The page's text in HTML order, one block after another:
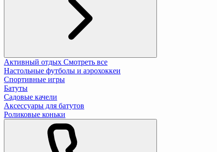
Активный отдых Смотреть все
Настольные футболы и аэрохоккеи
Спортивные игры
Батуты
Садовые качели
Аксессуары для батутов
Роликовые коньки